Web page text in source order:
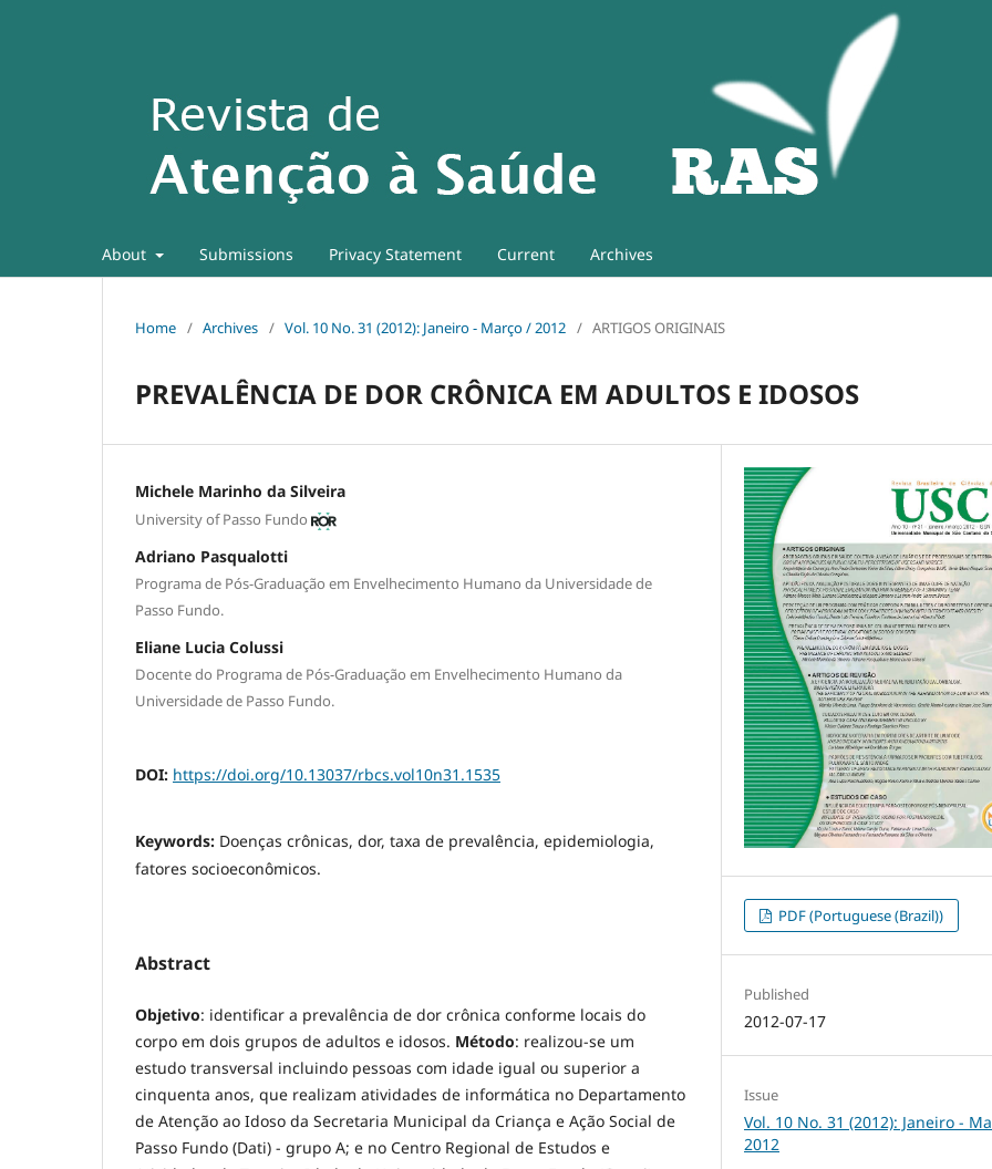
About Submissions Privacy Statement Current Archives
Home / Archives / Vol. 10 No. 31 (2012): Janeiro - Março / 2012 / ARTIGOS ORIGINAIS
PREVALÊNCIA DE DOR CRÔNICA EM ADULTOS E IDOSOS
Michele Marinho da Silveira
University of Passo Fundo
Adriano Pasqualotti
Programa de Pós-Graduação em Envelhecimento Humano da Universidade de
Passo Fundo.
Eliane Lucia Colussi
Docente do Programa de Pós-Graduação em Envelhecimento Humano da
Universidade de Passo Fundo.
DOI: https://doi.org/10.13037/rbcs.vol10n31.1535
Keywords: Doenças crônicas, dor, taxa de prevalência, epidemiologia,
fatores socioeconômicos.
Abstract
Objetivo: identificar a prevalência de dor crônica conforme locais do
corpo em dois grupos de adultos e idosos. Método: realizou-se um
estudo transversal incluindo pessoas com idade igual ou superior a
cinquenta anos, que realizam atividades de informática no Departamento
de Atenção ao Idoso da Secretaria Municipal da Criança e Ação Social de
Passo Fundo (Dati) - grupo A; e no Centro Regional de Estudos e
PDF (Portuguese (Brazil))
Published
2012-07-17
Issue
Vol. 10 No. 31 (2012): Janeiro -
2012